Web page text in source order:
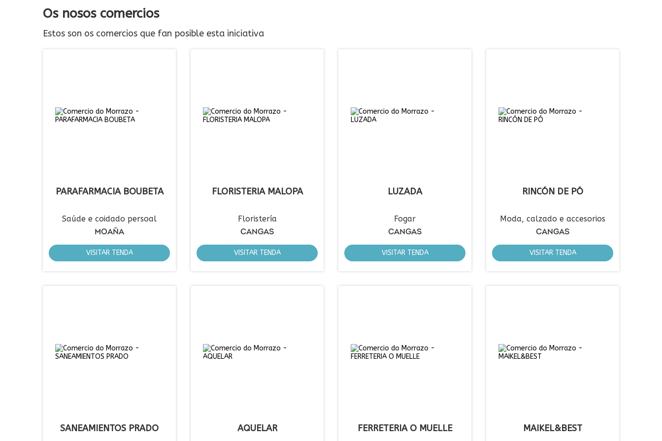
Os nosos comercios
Estos son os comercios que fan posible esta iniciativa
PARAFARMACIA BOUBETA
Saúde e coidado persoal
MOAÑA
VISITAR TENDA
FLORISTERIA MALOPA
Floristería
CANGAS
VISITAR TENDA
LUZADA
Fogar
CANGAS
VISITAR TENDA
RINCÓN DE PÓ
Moda, calzado e accesorios
CANGAS
VISITAR TENDA
SANEAMIENTOS PRADO AQUELAR FERRETERIA O MUELLE MAIKEL&BEST